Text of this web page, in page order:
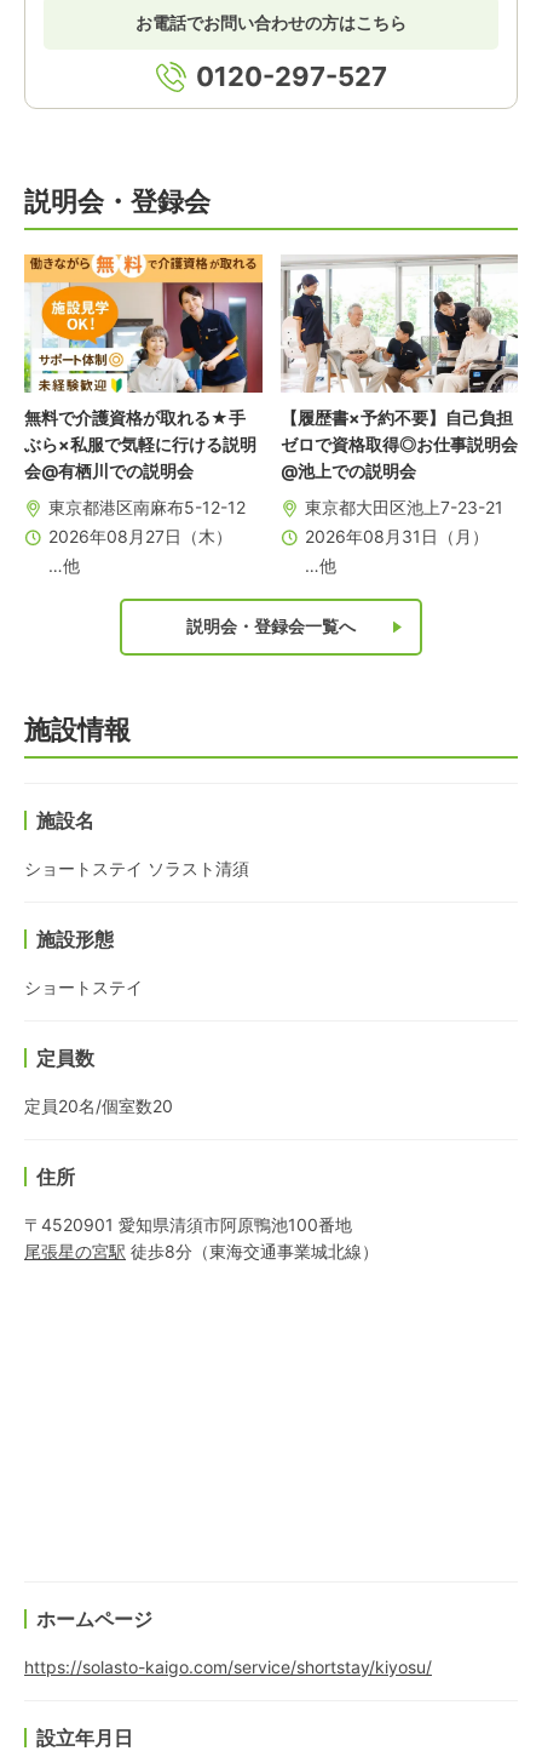
お電話でお問い合わせの方はこちら
0120-297-527
説明会・登録会
無料で介護資格が取れる★手
ぶら×私服で気軽に行ける説明
会@有栖川での説明会
東京都港区南麻布5-12-12
2026年08月27日（木）
…他
【履歴書×予約不要】自己負担
ゼロで資格取得◎お仕事説明会
@池上での説明会
東京都大田区池上7-23-21
2026年08月31日（月）
…他
説明会・登録会一覧へ
施設情報
施設名
ショートステイ ソラスト清須
施設形態
ショートステイ
定員数
定員20名/個室数20
住所
〒4520901 愛知県清須市阿原鴨池100番地
尾張星の宮駅 徒歩8分 （東海交通事業城北線）
ホームページ
https://solasto-kaigo.com/service/shortstay/kiyosu/
設立年月日